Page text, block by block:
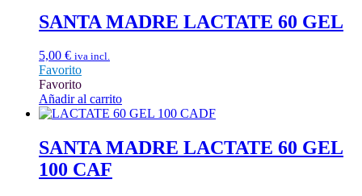
SANTA MADRE LACTATE 60 GEL
5,00 € iva incl.
Favorito
Favorito
Añadir al carrito
SANTA MADRE LACTATE 60 GEL
100 CAF